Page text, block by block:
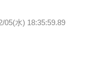
05(水) 18:35:59.89